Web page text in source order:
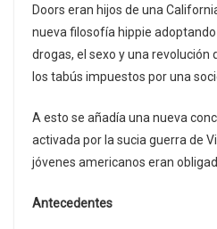
Doors eran hijos de una
nueva filosofía hippie adoptando
drogas, el sexo y una revolución
los tabús impuestos por una
A esto se añadía una nueva
activada por la sucia guerra de
jóvenes americanos eran
Antecedentes